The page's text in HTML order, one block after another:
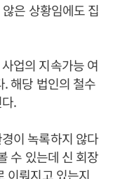
은 상황임에도 집
업의 지속가능 여
해당 법인의 철수
.
이 녹록하지 않다
수 있는데 신 회장
이뤄지고 있는지